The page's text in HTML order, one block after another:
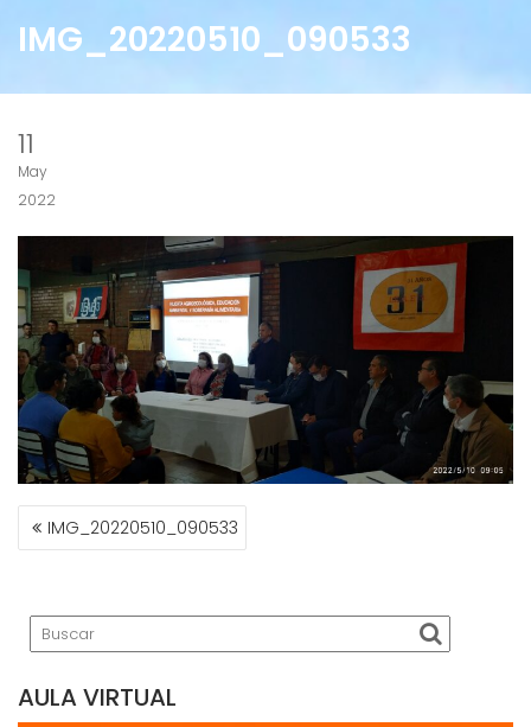
IMG_20220510_090533
11
May
2022
NAVEGACIÓN
DEIMG_20220510_090533
AULA VIRTUAL